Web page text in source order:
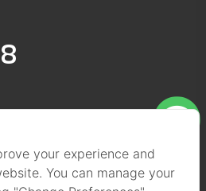
your experience and
You can manage your